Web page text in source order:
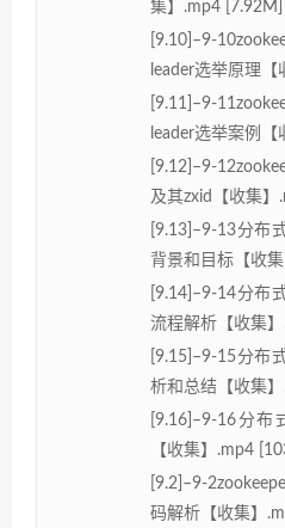
集】.mp4 [7.92M]
[9.10]–9-
leader选举原理【
[9.11]–9-
leader选举案例【
[9.12]–9-
及其zxid【收集】
[9.13]–9-13分布
背景和目标【收
[9.14]–9-14分布
流程解析【收集
[9.15]–9-15分布
析和总结【收集
[9.16]–9-16分
【收集】.mp4
[9.2]–9-
码解析【收集】